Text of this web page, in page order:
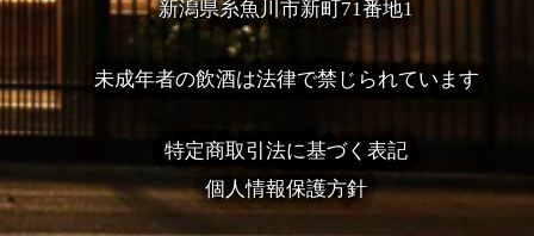
新潟県糸魚川市新町71番地1
未成年者の飲酒は法律で禁じられています
特定商取引法に基づく表記
個人情報保護方針